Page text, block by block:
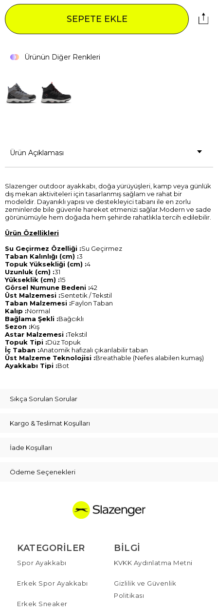
SEPETE EKLE
Ürünün Diğer Renkleri
Ürün Açıklaması
Slazenger outdoor ayakkabı, doğa yürüyüşleri, kamp veya günlük
dış mekan aktiviteleri için tasarlanmış sağlam ve rahat bir
modeldir. Dayanıklı yapısı ve destekleyici tabanı ile en zorlu
zeminlerde bile güvenle hareket etmenizi sağlar.Modern ve sade
görünümüyle hem doğada hem şehirde rahatlıkla tercih edilebilir.
Ürün Özellikleri
Su Geçirmez Özelliği :Su Geçirmez
Taban Kalınlığı (cm) :3
Topuk Yüksekliği (cm) :4
Uzunluk (cm) :31
Yükseklik (cm) :15
Görsel Numune Bedeni :42
Üst Malzemesi :Sentetik / Tekstil
Taban Malzemesi :Faylon Taban
Kalıp :Normal
Bağlama Şekli :Bağcıklı
Sezon :Kış
Astar Malzemesi :Tekstil
Topuk Tipi :Düz Topuk
İç Taban :Anatomik hafızalı çıkarılabilir taban
Üst Malzeme Teknolojisi :Breathable (Nefes alabilen kumaş)
Ayakkabı Tipi :Bot
Sıkça Sorulan Sorular
Kargo & Teslimat Koşulları
İade Koşulları
Ödeme Seçenekleri
KATEGORILER
Spor Ayakkabı
Erkek Spor Ayakkabı
Erkek Sneaker
BILGI
KVKK Aydınlatma Metni
Gizlilik ve Güvenlik
Politikası